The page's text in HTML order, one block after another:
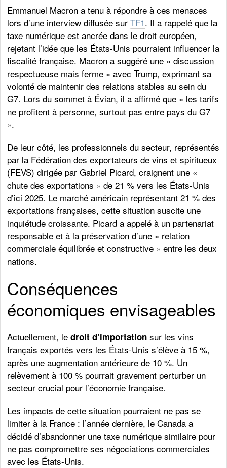
Emmanuel Macron a tenu à répondre à ces menaces
lors d’une interview diffusée surTF1. Il a rappelé que la
taxe numérique est ancrée dans le droit européen,
rejetant l’idée que les États-Unis pourraient influencer la
fiscalité française. Macron a suggéré une « discussion
respectueuse mais ferme » avec Trump, exprimant sa
volonté de maintenir des relations stables au sein du
G7. Lors du sommet à Évian, il a affirmé que « les tarifs
ne profitent à personne, surtout pas entre pays du G7
».
De leur côté, les professionnels du secteur, représentés
par la Fédération des exportateurs de vins et spiritueux
(FEVS) dirigée par Gabriel Picard, craignent une «
chute des exportations » de 21 % vers les États-Unis
d’ici 2025. Le marché américain représentant 21 % des
exportations françaises, cette situation suscite une
inquiétude croissante. Picard a appelé à un partenariat
responsable et à la préservation d’une « relation
commerciale équilibrée et constructive » entre les deux
nations.
Conséquences
économiques envisageables
Actuellement, ledroit d’importation sur les vins
français exportés vers les États-Unis s’élève à 15 %,
après une augmentation antérieure de 10 %. Un
relèvement à 100 % pourrait gravement perturber un
secteur crucial pour l’économie française.
Les impacts de cette situation pourraient ne pas se
limiter à la France : l’année dernière, le Canada a
décidé d’abandonner une taxe numérique similaire pour
ne pas compromettre ses négociations commerciales
avec les États-Unis.